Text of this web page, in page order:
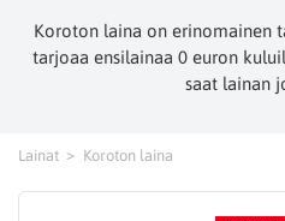
Koroton laina on erinomainen
tarjoaa ensilainaa 0 euron
saat lainan
Lainat Koroton laina